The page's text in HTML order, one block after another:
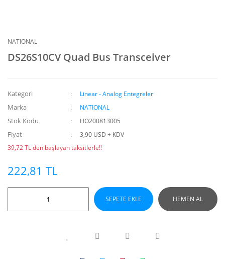
NATIONAL
DS26S10CV Quad Bus Transceiver
Kategori Linear - Analog Entegreler
Marka NATIONAL
Stok Kodu HO200813005
Fiyat
3,90 USD + KDV
39,72 TL den başlayan taksitlerle!!
222,81 TL
SEPETE EKLE HEMEN AL